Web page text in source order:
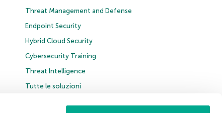
Threat Management and Defense
Endpoint Security
Hybrid Cloud Security
Cybersecurity Training
Threat Intelligence
Tutte le soluzioni